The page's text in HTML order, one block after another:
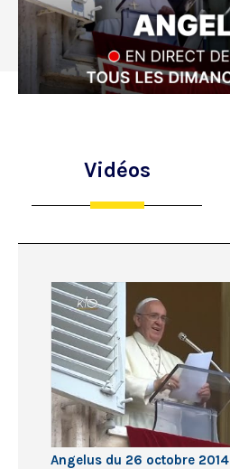
Vidéos
Angelus du 26 octobre 2014